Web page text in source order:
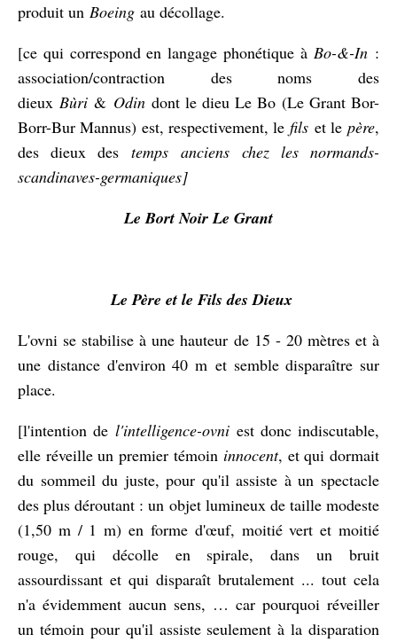
produit un Boeing au décollage.
[ce qui correspond en langage phonétique àBo-&-In :
association/contraction des noms des
dieuxBùri & Odindont le dieu Le Bo (Le Grant Bor-
Borr-Bur Mannus) est, respectivement, lefils et le père,
des dieux destemps anciens chez les normands-
scandinaves-germaniques]
Le Bort Noir Le Grant
Le Père et le Fils des Dieux
L'ovni se stabilise à une hauteur de 15 - 20 mètres et à
une distance d'environ 40 m et semble disparaître sur
place.
[l'intention de l'intelligence-ovni est donc indiscutable,
elle réveille un premier témoin innocent, et qui dormait
du sommeil du juste, pour qu'il assiste à un spectacle
des plus déroutant : un objet lumineux de taille modeste
(1,50 m / 1 m) en forme d'œuf, moitié vert et moitié
rouge, qui décolle en spirale, dans un bruit
assourdissant et qui disparaît brutalement ... tout cela
n'a évidemment aucun sens, … car pourquoi réveiller
un témoin pour qu'il assiste seulement à la disparation